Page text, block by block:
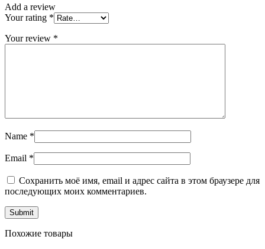
Add a review
Your rating *
Your review *
Name *
Email *
Сохранить моё имя, email и адрес сайта в этом браузере для
последующих моих комментариев.
Похожие товары